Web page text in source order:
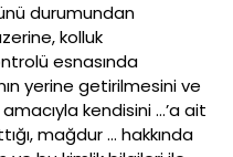
durumundan
kolluk
esnasında
yerine getirilmesini ve
kendisini …’a ait
mağdur … hakkında